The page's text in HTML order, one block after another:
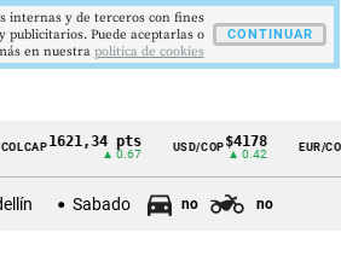
1621,34 pts
▲ 0.67
USD/COP$4178
▲ 0.42
EUR/COP
Sabado no no
internas y de terceros con fines
publicitarios. Puede aceptarlas o
en nuestra politica de cookies
CONTINUAR